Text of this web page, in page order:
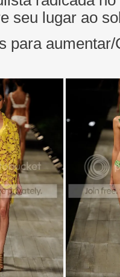
seu lugar ao
para